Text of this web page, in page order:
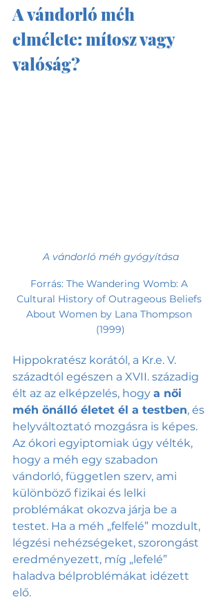
A vándorló méh
elmélete: mítosz vagy
valóság?
A vándorló méh gyógyítása
Forrás: The Wandering Womb: A
Cultural History of Outrageous Beliefs
About Women by Lana Thompson
(1999)
Hippokratész korától, a Kr.e. V.
századtól egészen a XVII. századig
élt az az elképzelés, hogy a női
méh önálló életet él a testben, és
helyváltoztató mozgásra is képes.
Az ókori egyiptomiak úgy vélték,
hogy a méh egy szabadon
vándorló, független szerv, ami
különböző fizikai és lelki
problémákat okozva járja be a
testet. Ha a méh „felfelé” mozdult,
légzési nehézségeket, szorongást
eredményezett, míg „lefelé”
haladva bélproblémákat idézett
elő.